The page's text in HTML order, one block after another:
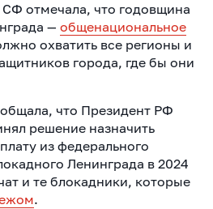
отмечала, что годовщина
— общенациональное
охватить все регионы и
города, где бы они
что Президент РФ
решение назначить
из федерального
Ленинграда в 2024
и те блокадники, которые
.